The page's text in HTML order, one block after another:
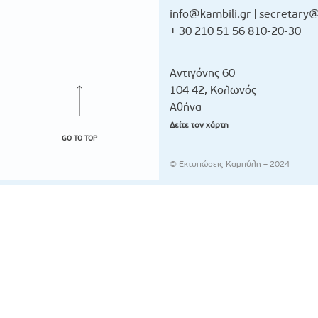
GO TO TOP
info@kambili.gr |
+ 30 210 51 56 810-20-30
Αντιγόνης 60
104 42, Κολωνός
Αθήνα
Δείτε τον χάρτη
© Εκτυπώσεις Καμπύλη – 2024